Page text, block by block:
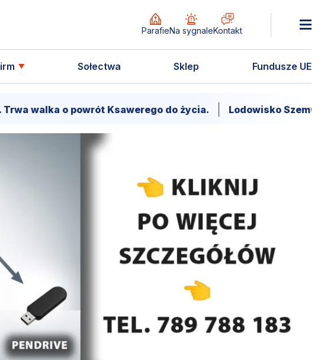
ParafieNa sygnaleKontakt
Sołectwa Sklep Fundusze UE
powrót Ksawerego do życia. Lodowisko Szemud. Godziny